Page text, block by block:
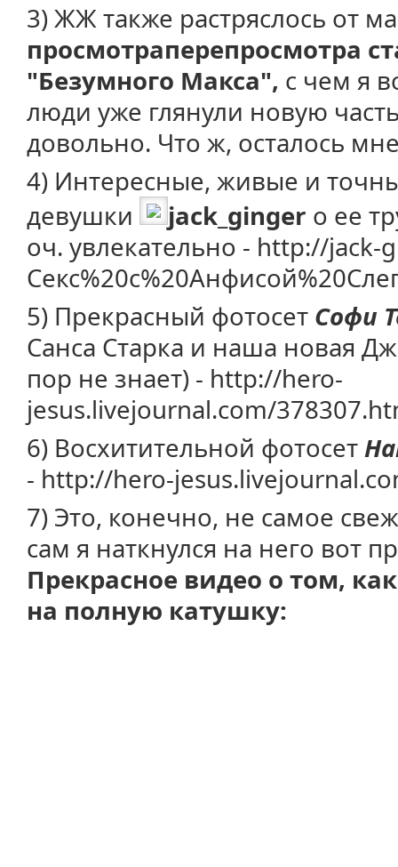
3) ЖЖ также растряслось от
просмотраперепросмотра
"Безумного Макса", с чем я
люди уже глянули новую
довольно. Что ж, осталось
4) Интересные, живые и
девушки
jack_ginger о ее
оч. увлекательно - http://
5) Прекрасный фотосет Софи
Санса Старка и наша новая
пор не знает) - http://hero-
jesus.livejournal.com/
6) Восхитительной фотосет
- http://hero-
7) Это, конечно, не самое
сам я наткнулся на него вот
Прекрасное видео о том,
на полную катушку: